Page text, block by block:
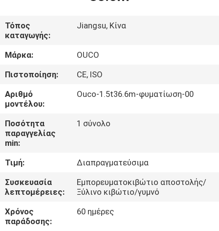
ΕΜΦΆΝΙΣΗ
VR
ΣΧΕΤΙΚΆ
ΜΕ
ΕΜΆΣ
ΕΠΙΣΚΈΨΕΙΣ
ΕΡΓΟΣΤΆΣΙΟ
ΈΛΕΓΧΟΣ
ΠΟΙΌΤΗΤΑΣ
Τόπος
καταγωγής:
Jiangsu, Κίνα
Μάρκα:
OUCO
Πιστοποίηση:
CE, ISO
Αριθμό
μοντέλου:
Ouco-1.5t36.6m-φυματίωση-00
Ποσότητα
παραγγελίας
min:
1 σύνολο
Τιμή:
Διαπραγματεύσιμα
Συσκευασία
λεπτομέρειες:
Εμπορευματοκιβώτιο αποστολής/
Ξύλινο κιβώτιο/γυμνό
Χρόνος
παράδοσης:
60 ημέρες